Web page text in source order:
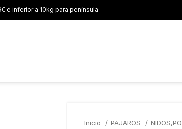
e inferior a 10kg para península
Inicio PAJAROS